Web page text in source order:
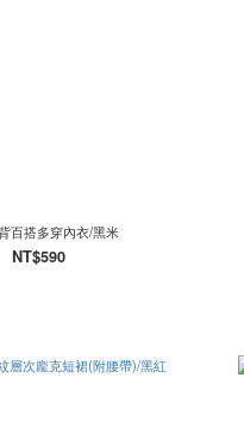
百搭多穿內衣/黑米
NT$590